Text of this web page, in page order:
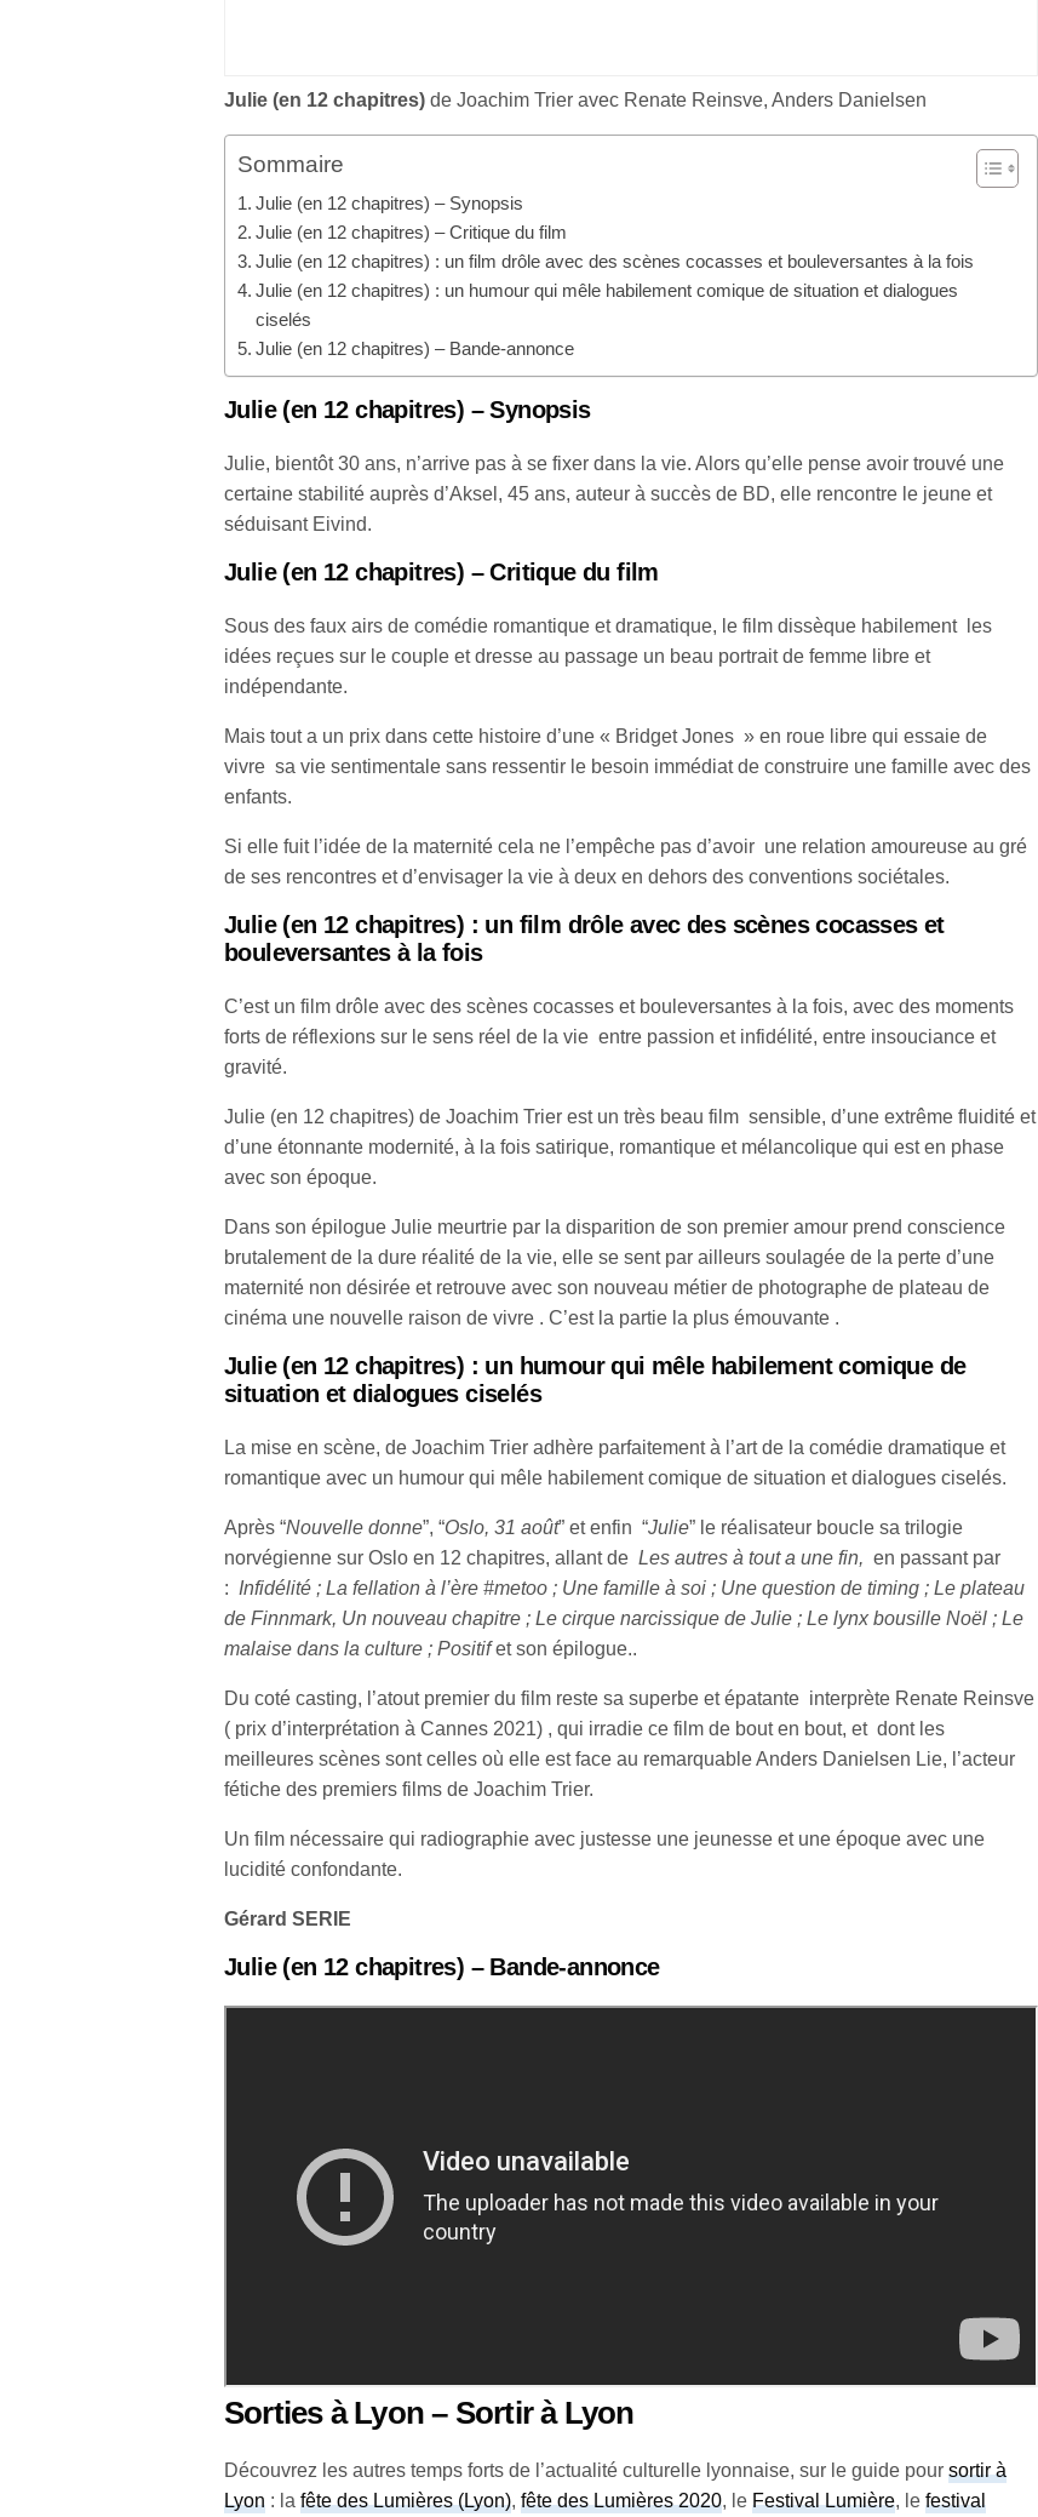
Julie (en 12 chapitres) de Joachim Trier avec Renate Reinsve, Anders Danielsen
Sommaire
Julie (en 12 chapitres) – Synopsis
Julie (en 12 chapitres) – Critique du film
Julie (en 12 chapitres) : un film drôle avec des scènes cocasses et bouleversantes à la fois
Julie (en 12 chapitres) : un humour qui mêle habilement comique de situation et dialogues
ciselés
Julie (en 12 chapitres) – Bande-annonce
Julie (en 12 chapitres) – Synopsis
Julie, bientôt 30 ans, n’arrive pas à se fixer dans la vie. Alors qu’elle pense avoir trouvé une
certaine stabilité auprès d’Aksel, 45 ans, auteur à succès de BD, elle rencontre le jeune et
séduisant Eivind.
Julie (en 12 chapitres) – Critiquedu film
Sous des faux airs de comédie romantique et dramatique, le film dissèque habilement les
idées reçues sur le couple et dresse au passage un beau portrait de femme libre et
indépendante.
Mais tout a un prix dans cette histoire d’une « Bridget Jones » en roue libre qui essaie de
vivre sa vie sentimentale sans ressentir le besoin immédiat de construire une famille avec des
enfants.
Si elle fuit l’idée de la maternité cela ne l’empêche pas d’avoir une relation amoureuse au gré
de ses rencontres et d’envisager la vie à deux en dehors des conventions sociétales.
Julie (en 12 chapitres) : un film drôle avec des scènes cocasses et
bouleversantes à la fois
C’est un film drôle avec des scènes cocasses et bouleversantes à la fois, avec des moments
forts de réflexions sur le sens réel de la vie entre passion et infidélité, entre insouciance et
gravité.
Julie (en 12 chapitres) de Joachim Trier est un très beau film sensible, d’une extrême fluidité et
d’une étonnante modernité, à la fois satirique, romantique et mélancolique qui est en phase
avec son époque.
Dans son épilogue Julie meurtrie par la disparition de son premier amour prend conscience
brutalement de la dure réalité de la vie, elle se sent par ailleurs soulagée de la perte d’une
maternité non désirée et retrouve avec son nouveau métier de photographe de plateau de
cinéma une nouvelle raison de vivre . C’est la partie la plus émouvante .
Julie (en 12 chapitres) : un humour qui mêle habilement comique de
situation et dialogues ciselés
La mise en scène, de Joachim Trier adhère parfaitement à l’art de la comédie dramatique et
romantique avec un humour qui mêle habilement comique de situation et dialogues ciselés.
Après “Nouvelle donne”, “Oslo, 31 août” et enfin “Julie” le réalisateur boucle sa trilogie
norvégienne sur Oslo en 12 chapitres, allant deLes autres à tout a une fin,en passant par
: Infidélité ; La fellation à l’ère #metoo ; Une famille à soi ; Une question de timing ; Le plateau
de Finnmark, Un nouveau chapitre ; Le cirque narcissique de Julie ; Le lynx bousille Noël ; Le
malaise dans la culture ; Positifet son épilogue..
Du coté casting, l’atout premier du film reste sa superbe et épatante interprète Renate Reinsve
( prix d’interprétation à Cannes 2021) , qui irradie ce film de bout en bout, et dont les
meilleures scènes sont celles où elle est face au remarquable Anders Danielsen Lie, l’acteur
fétiche des premiers films de Joachim Trier.
Un film nécessaire qui radiographie avec justesse une jeunesse et une époque avec une
lucidité confondante.
Gérard SERIE
Julie (en 12 chapitres) – Bande-annonce
Sorties à Lyon – Sortir à Lyon
Découvrez les autres temps forts de l’actualité culturelle lyonnaise, sur le guide poursortir à
Lyon : lafête des Lumières (Lyon),fête des Lumières 2020, leFestival Lumière, lefestival